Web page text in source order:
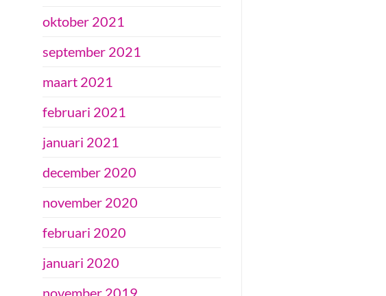
oktober 2021
september 2021
maart 2021
februari 2021
januari 2021
december 2020
november 2020
februari 2020
januari 2020
november 2019